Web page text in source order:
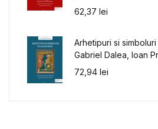
62,37 lei
Arhetipuri si
Gabriel Dalea, Ioan
72,94 lei